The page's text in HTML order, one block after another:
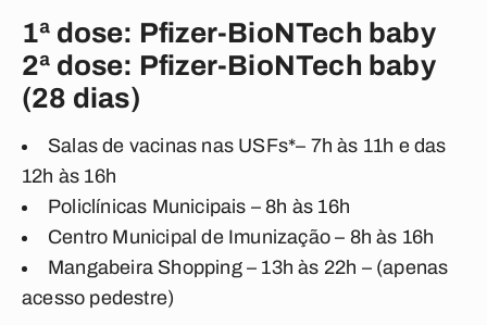
1ª dose: Pfizer-BioNTech baby
2ª dose: Pfizer-BioNTech baby
(28 dias)
Salas de vacinas nas USFs*– 7h às 11h e das
12h às 16h
Policlínicas Municipais – 8h às 16h
Centro Municipal de Imunização – 8h às 16h
Mangabeira Shopping – 13h às 22h – (apenas
acesso pedestre)